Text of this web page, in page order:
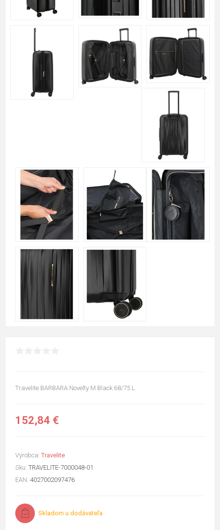
Travelite BARBARA Novelty M Black 68/75 L
152,84 €
Výrobca: Travelite
Sku: TRAVELITE-7000048-01
EAN: 4027002097476
Skladom u dodávateľa